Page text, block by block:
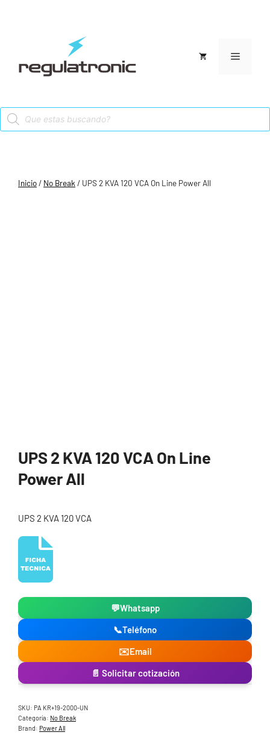
Menú
Products
search
Inicio/ No Break / UPS 2 KVA 120 VCA On Line Power All
UPS 2 KVA 120 VCA On Line
Power All
UPS 2 KVA 120 VCA
💬Whatsapp
📞Teléfono
✉️Email
📄 Solicitar cotización
SKU: PA KR+19-2000-UN
Categoría: No Break
Brand: Power All